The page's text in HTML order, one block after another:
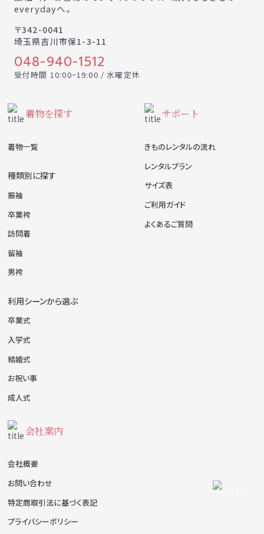
everydayへ。
〒342-0041
埼玉県吉川市保1-3-11
048-940-1512
受付時間 10:00~19:00 / 水曜定休
着物を探す
着物一覧
種類別に探す
振袖
卒業袴
訪問着
留袖
男袴
利用シーンから選ぶ
卒業式
入学式
結婚式
お祝い事
成人式
サポート
きものレンタルの流れ
レンタルプラン
サイズ表
ご利用ガイド
よくあるご質問
会社案内
会社概要
お問い合わせ
特定商取引法に基づく表記
プライバシーポリシー